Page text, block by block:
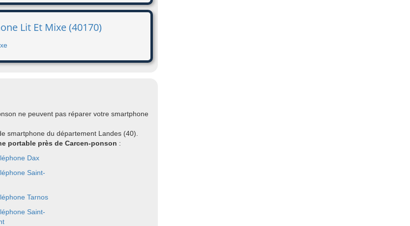
Lit Et Mixe (40170)
ne peuvent pas réparer votre smartphone
smartphone du département Landes (40).
portable près de Carcen-ponson :
Dax
Saint-
Tarnos
Saint-